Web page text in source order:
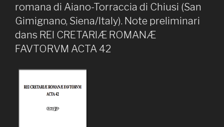
romana di Aiano-Torraccia di Chiusi (San
Gimignano, Siena/Italy). Note preliminari
dans REI CRETARIÆ ROMANÆ
FAVTORVM ACTA 42